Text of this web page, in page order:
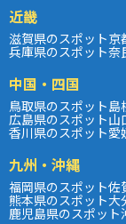
近畿
滋賀県のスポット京
兵庫県のスポット奈
中国・四国
鳥取県のスポット島
広島県のスポット山
香川県のスポット愛
九州・沖縄
福岡県のスポット佐
熊本県のスポット大
鹿児島県のスポット